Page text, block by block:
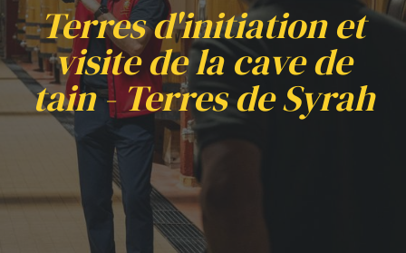
Terres d'initiation et
visite de la cave de
tain - Terres de Syrah